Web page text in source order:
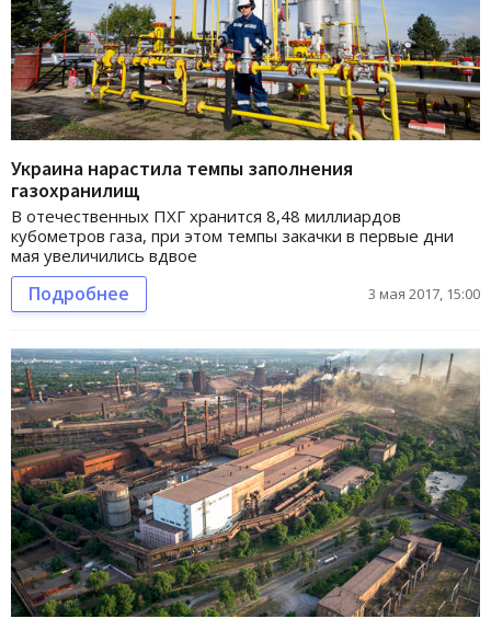
Украина нарастила темпы заполнения
газохранилищ
В отечественных ПХГ хранится 8,48 миллиардов
кубометров газа, при этом темпы закачки в первые дни
мая увеличились вдвое
Подробнее 3 мая 2017, 15:00